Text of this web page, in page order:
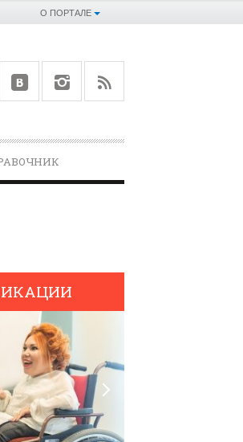
О ПОРТАЛЕ